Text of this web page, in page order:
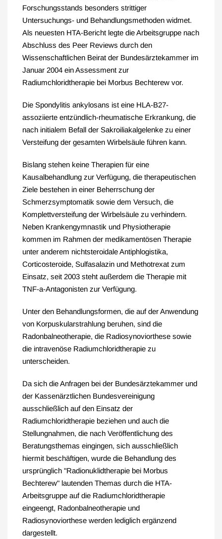
Forschungsstands besonders strittiger
Untersuchungs- und Behandlungsmethoden widmet.
Als neuesten HTA-Bericht legte die Arbeitsgruppe nach
Abschluss des Peer Reviews durch den
Wissenschaftlichen Beirat der Bundesärztekammer im
Januar 2004 ein Assessment zur
Radiumchloridtherapie bei Morbus Bechterew vor.
Die Spondylitis ankylosans ist eine HLA-B27-
assoziierte entzündlich-rheumatische Erkrankung, die
nach initialem Befall der Sakroiliakalgelenke zu einer
Versteifung der gesamten Wirbelsäule führen kann.
Bislang stehen keine Therapien für eine
Kausalbehandlung zur Verfügung, die therapeutischen
Ziele bestehen in einer Beherrschung der
Schmerzsymptomatik sowie dem Versuch, die
Komplettversteifung der Wirbelsäule zu verhindern.
Neben Krankengymnastik und Physiotherapie
kommen im Rahmen der medikamentösen Therapie
unter anderem nichtsteroidale Antiphlogistika,
Corticosteroide, Sulfasalazin und Methotrexat zum
Einsatz, seit 2003 steht außerdem die Therapie mit
TNF-a-Antagonisten zur Verfügung.
Unter den Behandlungsformen, die auf der Anwendung
von Korpuskularstrahlung beruhen, sind die
Radonbalneotherapie, die Radiosynoviorthese sowie
die intravenöse Radiumchloridtherapie zu
unterscheiden.
Da sich die Anfragen bei der Bundesärztekammer und
der Kassenärztlichen Bundesvereinigung
ausschließlich auf den Einsatz der
Radiumchloridtherapie beziehen und auch die
Stellungnahmen, die nach Veröffentlichung des
Beratungsthemas eingingen, sich ausschließlich
hiermit beschäftigen, wurde die Behandlung des
ursprünglich "Radionuklidtherapie bei Morbus
Bechterew" lautenden Themas durch die HTA-
Arbeitsgruppe auf die Radiumchloridtherapie
eingeengt, Radonbalneotherapie und
Radiosynoviorthese werden lediglich ergänzend
dargestellt.